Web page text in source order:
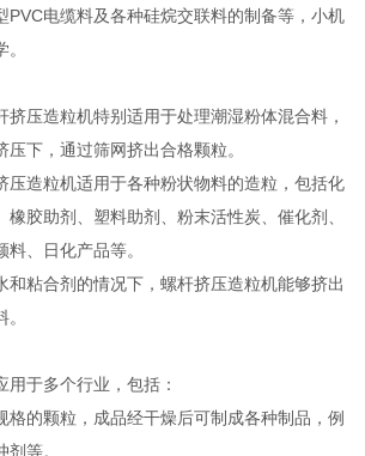
PVC电缆料及各种硅烷交联料的制备等，小机
挤压造粒机特别适用于处理潮湿粉体混合料，
下，通过筛网挤出合格颗粒‌。
压造粒机适用于各种粉状物料的造粒，包括化
橡胶助剂、塑料助剂、粉末活性炭、催化剂、
、日化产品等‌。
和粘合剂的情况下，螺杆挤压造粒机能够挤出
于多个行业，包括：
格的颗粒，成品经干燥后可制成各种制品，例
剂等‌。